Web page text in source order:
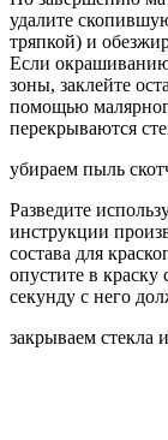
удалите
тряпкой) и
Если
зоны, заклейте
помощью
перекрываются
убираем пыль
Разведите
инструкции
состава для
опустите в краску
секунду с него
закрываем стекла